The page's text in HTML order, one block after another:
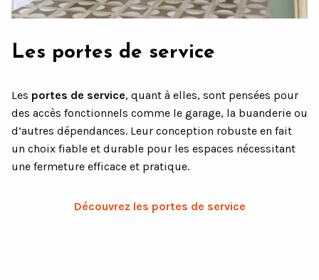
Les portes de service
Les portes de service, quant à elles, sont pensées pour
des accès fonctionnels comme le garage, la buanderie ou
d’autres dépendances. Leur conception robuste en fait
un choix fiable et durable pour les espaces nécessitant
une fermeture efficace et pratique.
Découvrez les portes de service